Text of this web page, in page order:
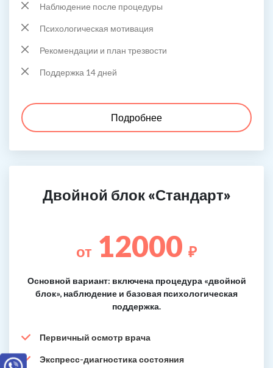
Наблюдение после процедуры
Психологическая мотивация
Рекомендации и план трезвости
Поддержка 14 дней
Подробнее
Двойной блок «Стандарт»
от 12000 ₽
Основной вариант: включена процедура «двойной
блок», наблюдение и базовая психологическая
поддержка.
Первичный осмотр врача
Экспресс-диагностика состояния